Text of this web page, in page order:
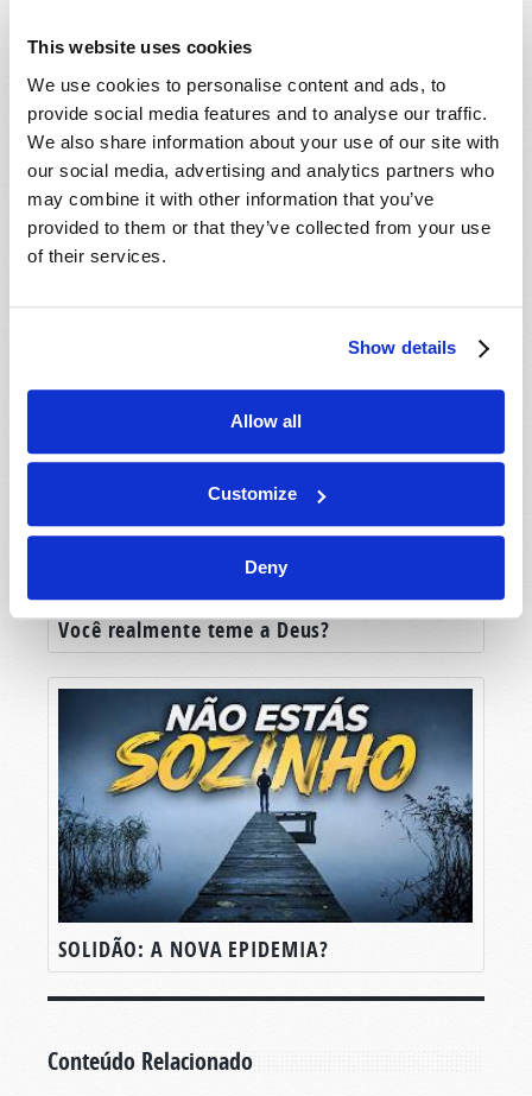
This website uses cookies
We use cookies to personalise content and ads, to
provide social media features and to analyse our traffic.
We also share information about your use of our site with
our social media, advertising and analytics partners who
may combine it with other information that you’ve
provided to them or that they’ve collected from your use
of their services.
Show details
Allow all
Customize
Deny
CONSTRUA UM CASAMENTO MELHOR
Você realmente teme a Deus?
SOLIDÃO: A NOVA EPIDEMIA?
Conteúdo Relacionado